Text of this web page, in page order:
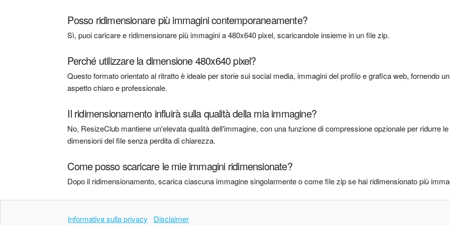
Posso ridimensionare più immagini contemporaneamente?
Sì, puoi caricare e ridimensionare più immagini a 480x640 pixel, scaricandole insieme in un file zip.
Perché utilizzare la dimensione 480x640 pixel?
Questo formato orientato al ritratto è ideale per storie sui social media, immagini del profilo e grafica web, fornendo un
aspetto chiaro e professionale.
Il ridimensionamento influirà sulla qualità della mia immagine?
No, ResizeClub mantiene un'elevata qualità dell'immagine, con una funzione di compressione opzionale per ridurre le
dimensioni del file senza perdita di chiarezza.
Come posso scaricare le mie immagini ridimensionate?
Dopo il ridimensionamento, scarica ciascuna immagine singolarmente o come file zip se hai ridimensionato più
Informativa sulla privacy Disclaimer